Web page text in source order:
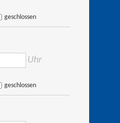
geschlossen
Uhr
geschlossen